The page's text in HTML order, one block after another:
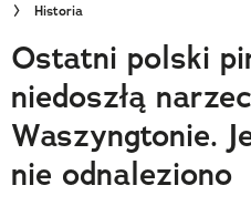
Wielki Konkurs Fotograficzny
Trendbook Podróżniczy
Polecane
Historia
Ostatni polski
niedoszłą
Waszyngtonie.
nie odnaleziono